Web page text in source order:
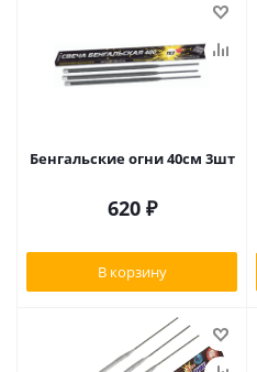
Бенгальские огни 40см 3шт
620₽
В корзину